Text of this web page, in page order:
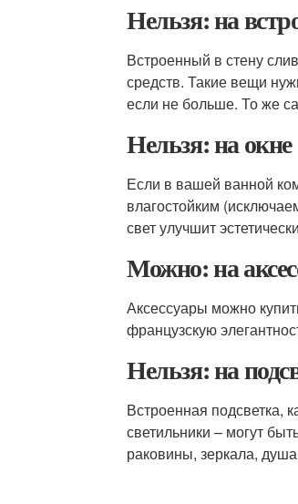
Нельзя: на
Встроенный в стену
средств. Такие вещи
если не больше. То же
Нельзя: на окне
Если в вашей ванной
влагостойким
свет улучшит
Можно: на
Аксессуары можно
французскую
Нельзя: на
Встроенная подсветка,
светильники – могут
раковины, зеркала,